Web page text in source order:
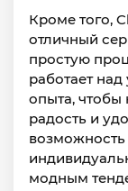
Кроме того,
отличный
простую
работает
опыта, чтобы
радость и
модным